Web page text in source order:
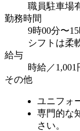
職員駐車場
勤務時間
9時00分〜
シフトは柔
給与
時給／1,001
その他
ユニフォ
専門的な
さい。